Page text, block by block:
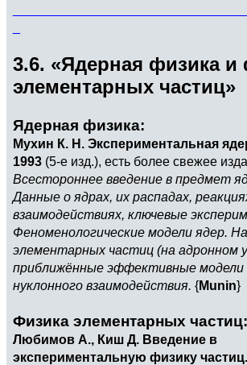
3.6. «Ядерная физика и
элементарных частиц»
Ядерная физика:
Мухин К. Н. Экспериментальная
1993 (5-е изд.), есть более свежее
Всестороннее введение в предмет
Данные о ядрах, их распадах,
взаимодействиях, ключевые
Феноменологические модели ядер.
элементарных частиц (на адронном
приближённые эффективные модели
нуклонного взаимодействия. {Munin}
Физика элементарных частиц:
Любимов А., Киш Д. Введение в
экспериментальную физику